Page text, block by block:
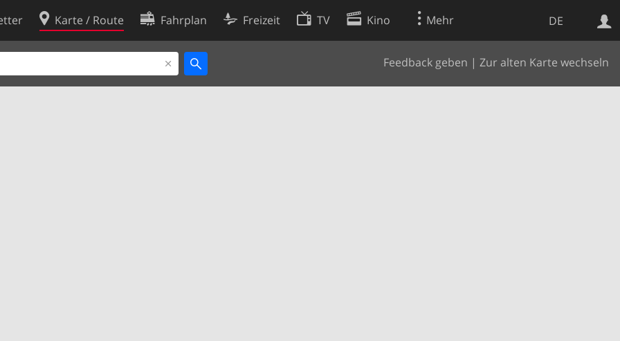
DE
Karte / Route Fahrplan Freizeit TV Kino Mehr
Feedback geben | Zur alten Karte wechseln
Websuche
Cookie-Richtlinie
Cookie-Einstellungen